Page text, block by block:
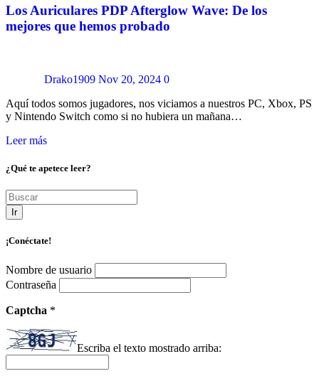
Los Auriculares PDP Afterglow Wave: De los
mejores que hemos probado
Drako1909 Nov 20, 2024 0
Aquí todos somos jugadores, nos viciamos a nuestros PC, Xbox, PS
y Nintendo Switch como si no hubiera un mañana…
Leer más
¿Qué te apetece leer?
Ir
¡Conéctate!
Nombre de usuario
Contraseña
Captcha *
Escriba el texto mostrado arriba: